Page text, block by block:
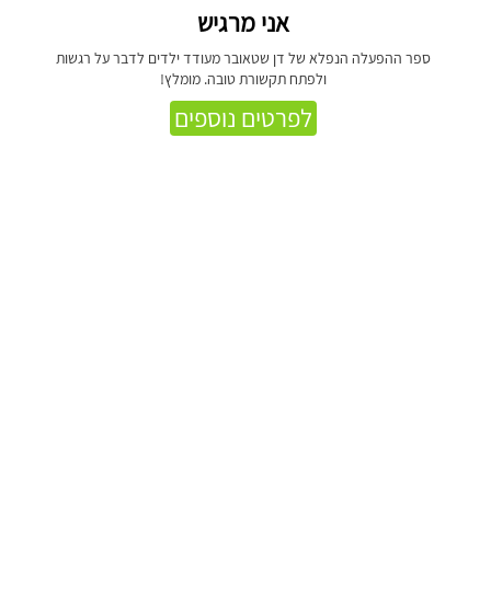
אני מרגיש
ספר ההפעלה הנפלא של דן שטאובר מעודד ילדים לדבר על רגשות
ולפתח תקשורת טובה. מומלץ!
לפרטים נוספים